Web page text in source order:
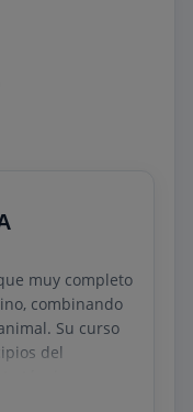
muy completo
combinando
Su curso
del